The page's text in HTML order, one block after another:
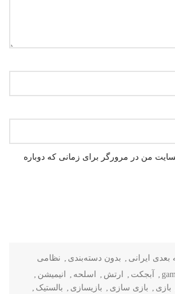
من در مرورگر برای زمانی که دوباره
ایرانی بدون دسته‌بندی
نظامی
آبجکت ارتش اسلحه انیمیشن
بازی بازی سازی بازیسازی بالستیک